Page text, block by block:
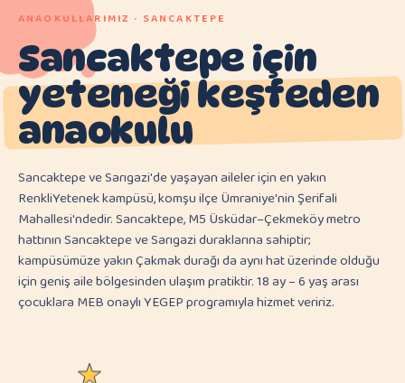
ANAOKULLARIMIZ · SANCAKTEPE
Sancaktepe için
yeteneği keşfeden
anaokulu
Sancaktepe ve Sarıgazi'de yaşayan aileler için en yakın
RenkliYetenek kampüsü, komşu ilçe Ümraniye'nin Şerifali
Mahallesi'ndedir. Sancaktepe, M5 Üsküdar–Çekmeköy metro
hattının Sancaktepe ve Sarıgazi duraklarına sahiptir;
kampüsümüze yakın Çakmak durağı da aynı hat üzerinde olduğu
için geniş aile bölgesinden ulaşım pratiktir. 18 ay – 6 yaş arası
çocuklara MEB onaylı YEGEP programıyla hizmet veririz.